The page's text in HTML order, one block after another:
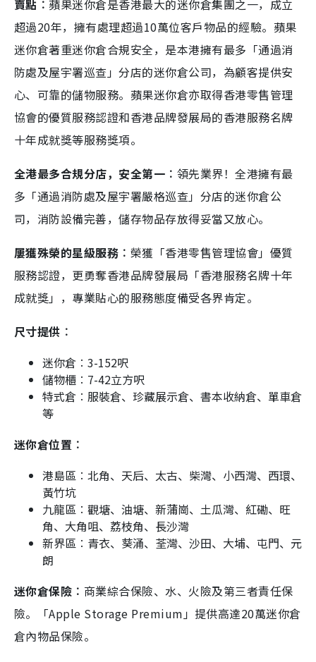
賣點︰蘋果迷你倉是香港最大的迷你倉集團之一，成立
超過20年，擁有處理超過10萬位客戶物品的經驗。蘋果
迷你倉著重迷你倉合規安全，是本港擁有最多「通過消
防處及屋宇署巡查」分店的迷你倉公司，為顧客提供安
心、可靠的儲物服務。蘋果迷你倉亦取得香港零售管理
協會的優質服務認證和香港品牌發展局的香港服務名牌
十年成就獎等服務獎項。
全港最多合規分店，安全第一︰ 領先業界！全港擁有最
多「通過消防處及屋宇署嚴格巡查」分店的迷你倉公
司，消防設備完善，儲存物品存放得妥當又放心。
屢獲殊榮的星級服務︰ 榮獲「香港零售管理協會」優質
服務認證，更勇奪香港品牌發展局「香港服務名牌十年
成就獎」，專業貼心的服務態度備受各界肯定。
尺寸提供︰
迷你倉︰3-152呎
儲物櫃︰7-42立方呎
特式倉︰服裝倉、珍藏展示倉、書本收納倉、單車倉
等
迷你倉位置︰
港島區︰北角、天后、太古、柴灣、小西灣、西環、
黃竹坑
九龍區︰觀塘、油塘、新蒲崗、土瓜灣、紅磡、旺
角、大角咀、荔枝角、長沙灣
新界區︰青衣、葵涌、荃灣、沙田、大埔、屯門、元
朗
迷你倉保險︰ 商業綜合保險、水、火險及第三者責任保
險。「Apple Storage Premium」提供高達20萬迷你倉
倉內物品保險。